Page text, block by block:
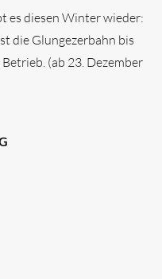
es diesen Winter wieder:
die Glungezerbahn bis
(ab 23. Dezember